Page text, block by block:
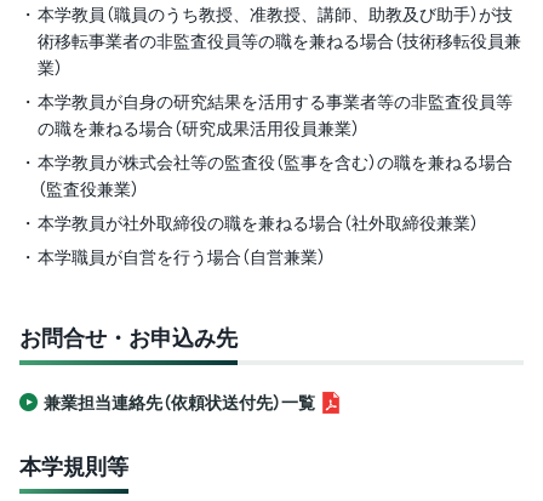
本学教員（職員のうち教授、准教授、講師、助教及び助手）が技
術移転事業者の非監査役員等の職を兼ねる場合（技術移転役員兼
業）
本学教員が自身の研究結果を活用する事業者等の非監査役員等
の職を兼ねる場合（研究成果活用役員兼業）
本学教員が株式会社等の監査役（監事を含む）の職を兼ねる場合
（監査役兼業）
本学教員が社外取締役の職を兼ねる場合（社外取締役兼業）
本学職員が自営を行う場合（自営兼業）
お問合せ・お申込み先
兼業担当連絡先（依頼状送付先）一覧
本学規則等